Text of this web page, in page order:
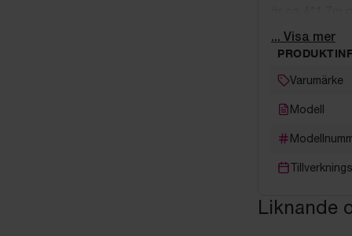
... Visa mer
Varumärke
Modell
Liknande